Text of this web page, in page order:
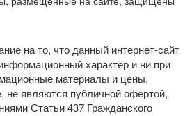
на то, что данный интернет-сайт
характер и ни при
материалы и цены,
не являются публичной офертой,
Статьи 437 Гражданского